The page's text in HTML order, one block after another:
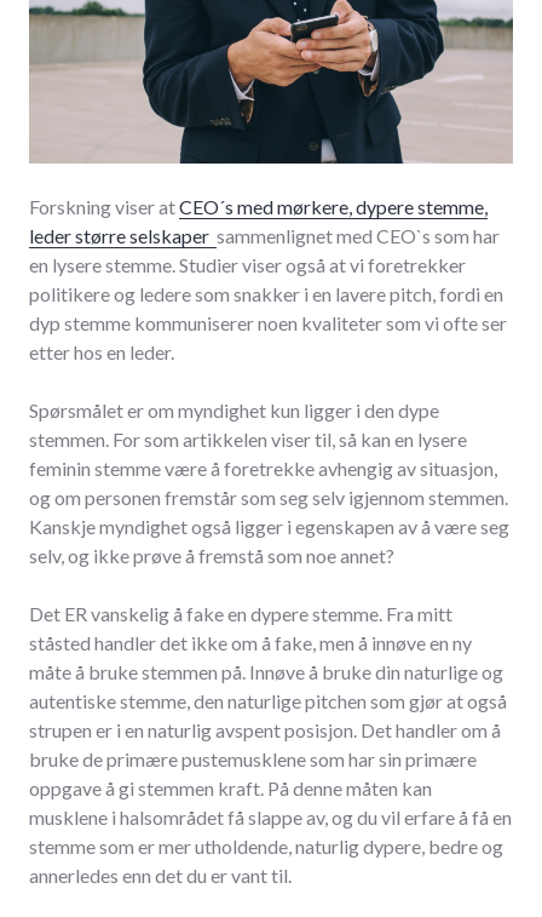
Forskning viser atCEO´s med mørkere, dypere stemme,
leder større selskaper sammenlignet med CEO`s som har
en lysere stemme. Studier viser også at vi foretrekker
politikere og ledere som snakker i en lavere pitch, fordi en
dyp stemme kommuniserer noen kvaliteter som vi ofte ser
etter hos en leder.
Spørsmålet er om myndighet kun ligger i den dype
stemmen. For som artikkelen viser til, så kan en lysere
feminin stemme være å foretrekke avhengig av situasjon,
og om personen fremstår som seg selv igjennom stemmen.
Kanskje myndighet også ligger i egenskapen av å være seg
selv, og ikke prøve å fremstå som noe annet?
Det ER vanskelig å fake en dypere stemme. Fra mitt
ståsted handler det ikke om å fake, men å innøve en ny
måte å bruke stemmen på. Innøve å bruke din naturlige og
autentiske stemme, den naturlige pitchen som gjør at også
strupen er i en naturlig avspent posisjon. Det handler om å
bruke de primære pustemusklene som har sin primære
oppgave å gi stemmen kraft. På denne måten kan
musklene i halsområdet få slappe av, og du vil erfare å få en
stemme som er mer utholdende, naturlig dypere, bedre og
annerledes enn det du er vant til.